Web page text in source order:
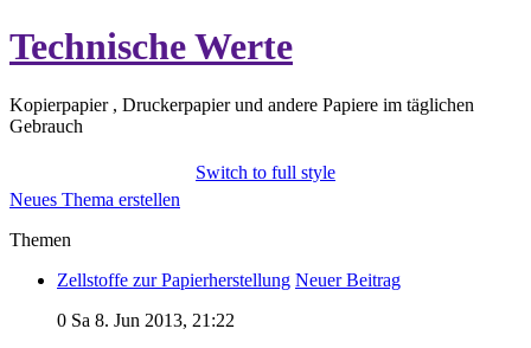
Technische Werte
Kopierpapier , Druckerpapier und andere Papiere im täglichen
Gebrauch
Switch to full style
Neues Thema erstellen
Themen
Zellstoffe zur Papierherstellung Neuer Beitrag
0 Sa 8. Jun 2013, 21:22